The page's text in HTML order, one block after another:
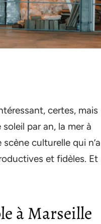
certes, mais
par an, la mer à
culturelle qui n’a
et fidèles. Et
à Marseille